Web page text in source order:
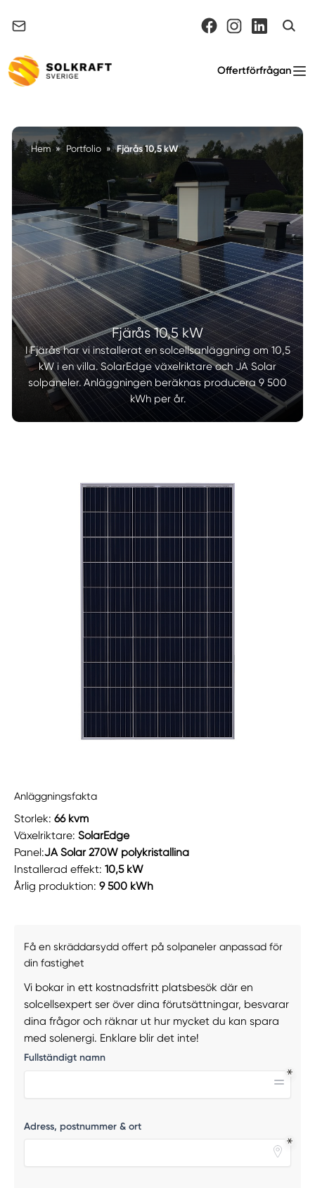
Offertförfrågan
Hem » Portfolio » Fjärås 10,5 kW
Fjärås 10,5 kW
I Fjärås har vi installerat en solcellsanläggning om 10,5
kW i en villa. SolarEdge växelriktare och JA Solar
solpaneler. Anläggningen beräknas producera 9 500
kWh per år.
Anläggningsfakta
Storlek:66 kvm
Växelriktare:SolarEdge
Panel:JA Solar 270W polykristallina
Installerad effekt:10,5 kW
Årlig produktion:9 500 kWh
Få en skräddarsydd offert på solpaneler anpassad för
din fastighet
Vi bokar in ett kostnadsfritt platsbesök där en
solcellsexpert ser över dina förutsättningar, besvarar
dina frågor och räknar ut hur mycket du kan spara
med solenergi. Enklare blir det inte!
Fullständigt namn
Adress, postnummer & ort